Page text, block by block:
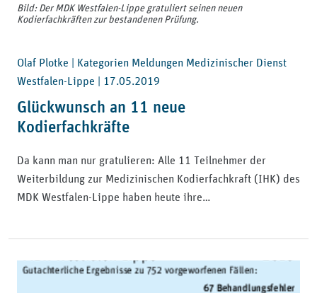
Bild: Der MDK Westfalen-Lippe gratuliert seinen neuen
Kodierfachkräften zur bestandenen Prüfung.
Olaf Plotke | Kategorien Meldungen Medizinischer Dienst
Westfalen-Lippe | 17.05.2019
Glückwunsch an 11 neue
Kodierfachkräfte
Da kann man nur gratulieren: Alle 11 Teilnehmer der
Weiterbildung zur Medizinischen Kodierfachkraft (IHK) des
MDK Westfalen-Lippe haben heute ihre…